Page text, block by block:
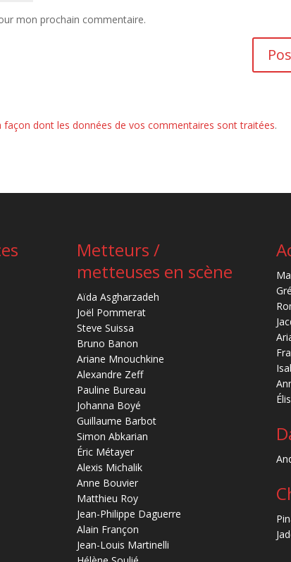
mon prochain commentaire.
façon dont les données de vos commentaires sont traitées.
Metteurs /
metteuses en scène
Aïda Asgharzadeh
Joël Pommerat
Steve Suissa
Bruno Banon
Ariane Mnouchkine
Alexandre Zeff
Pauline Bureau
Johanna Boyé
Guillaume Barbot
Simon Abkarian
Éric Métayer
Alexis Michalik
Anne Bouvier
Matthieu Roy
Jean-Philippe Daguerre
Alain Françon
Jean-Louis Martinelli